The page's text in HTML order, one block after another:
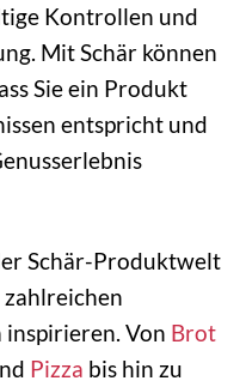
Kontrollen und
Mit Schär können
Sie ein Produkt
entspricht und
Schär-Produktwelt
zahlreichen
Von Brot
Pizza bis hin zu